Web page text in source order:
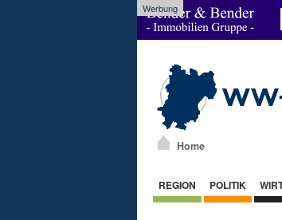
Werbung
Home
REGION POLITIK